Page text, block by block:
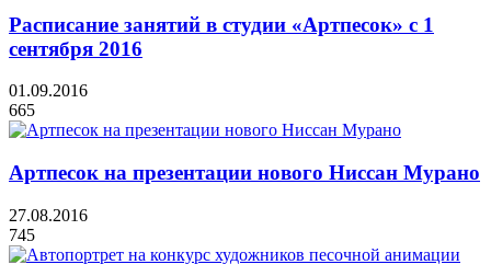
Расписание занятий в студии «Артпесок» с 1
сентября 2016
01.09.2016
665
Артпесок на презентации нового Ниссан Мурано
27.08.2016
745